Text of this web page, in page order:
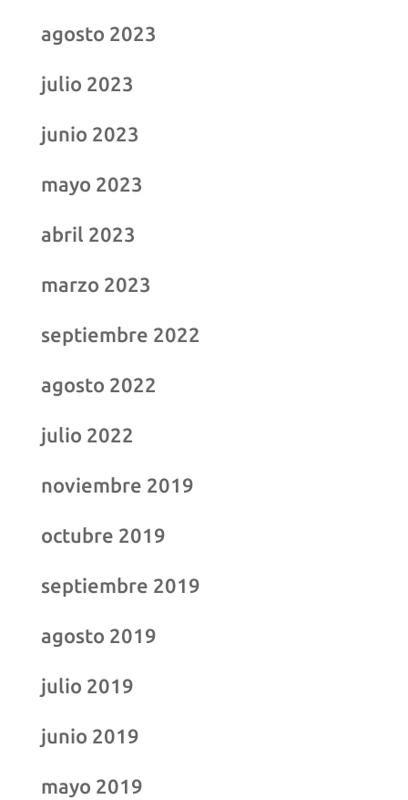
agosto 2023
julio 2023
junio 2023
mayo 2023
abril 2023
marzo 2023
septiembre 2022
agosto 2022
julio 2022
noviembre 2019
octubre 2019
septiembre 2019
agosto 2019
julio 2019
junio 2019
mayo 2019